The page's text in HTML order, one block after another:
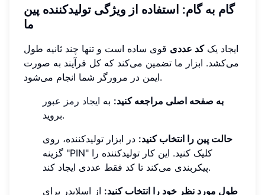
گام به گام: استفاده از ویژگی تولیدکننده پین
ما
ایجاد یککد عددی قوی ساده است و تنها چند ثانیه طول
می‌کشد. ابزار ما تضمین می‌کند که کل فرآیند به صورت
ایمن در مرورگر شما انجام می‌شود.
به صفحه اصلی مراجعه کنید: به ایجاد رمز عبور
بروید.
حالت پین را انتخاب کنید: در ابزار تولیدکننده، روی
گزینه "PIN" کلیک کنید. این کار تولیدکننده را
پیکربندی می‌کند تا کد فقط عددی ایجاد کند.
طول مورد نظر خود را انتخاب کنید: از اسلایدر برای